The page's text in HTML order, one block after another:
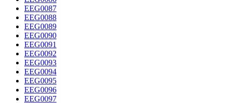
EEG0087
EEG0088
EEG0089
EEG0090
EEG0091
EEG0092
EEG0093
EEG0094
EEG0095
EEG0096
EEG0097